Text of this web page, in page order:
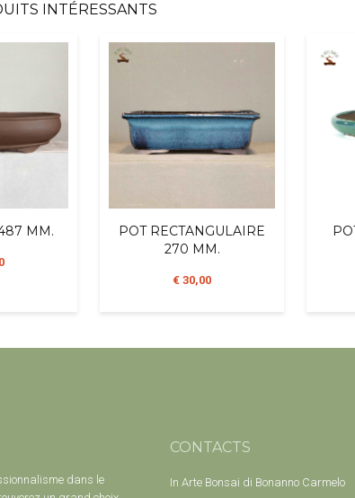
INTÉRESSANTS
MM.
POT RECTANGULAIRE
270 MM.
€ 30,00
dans le
CONTACTS
In Arte Bonsai di Bonanno Carmelo